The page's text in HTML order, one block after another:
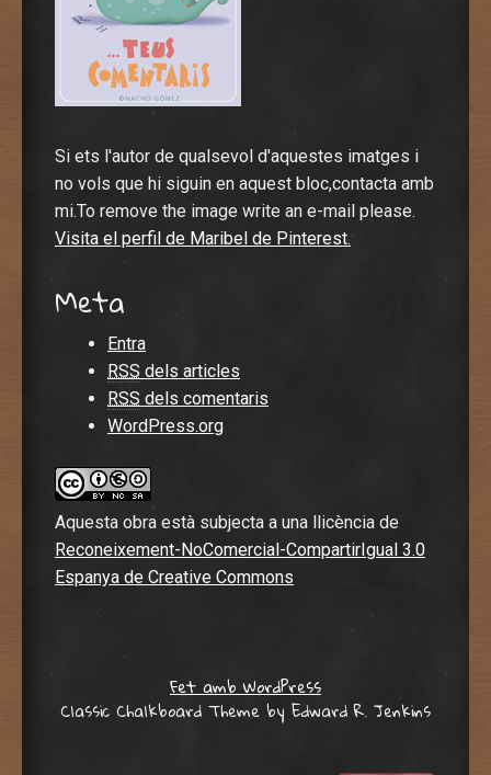
Si ets l'autor de qualsevol d'aquestes imatges i
no vols que hi siguin en aquest bloc,contacta amb
mi.To remove the image write an e-mail please.
Visita el perfil de Maribel de Pinterest.
Meta
Entra
RSS dels articles
RSS dels comentaris
WordPress.org
Aquesta obra està subjecta a una llicència de
Reconeixement-NoComercial-CompartirIgual 3.0
Espanya de Creative Commons
Fet amb WordPress
Classic Chalkboard Theme by Edward R. Jenkins